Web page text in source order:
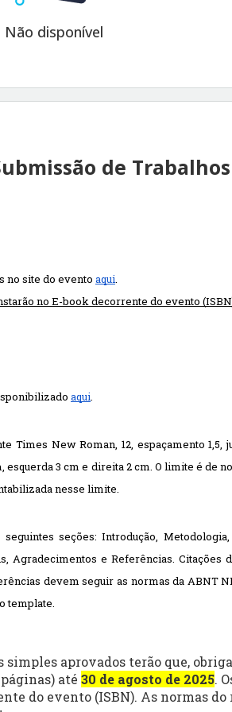
Não disponível
de Trabalhos
no site do evento aqui.
no E-book decorrente do evento
aqui.
Times New Roman, 12, espaçamento 1,5,
3 cm e direita 2 cm. O limite é de
nesse limite.
seções: Introdução, Metodologia,
Agradecimentos e Referências.
devem seguir as normas da ABNT
template.
simples aprovados terão que,
até 30 de agosto de 2025.
do evento (ISBN). As normas